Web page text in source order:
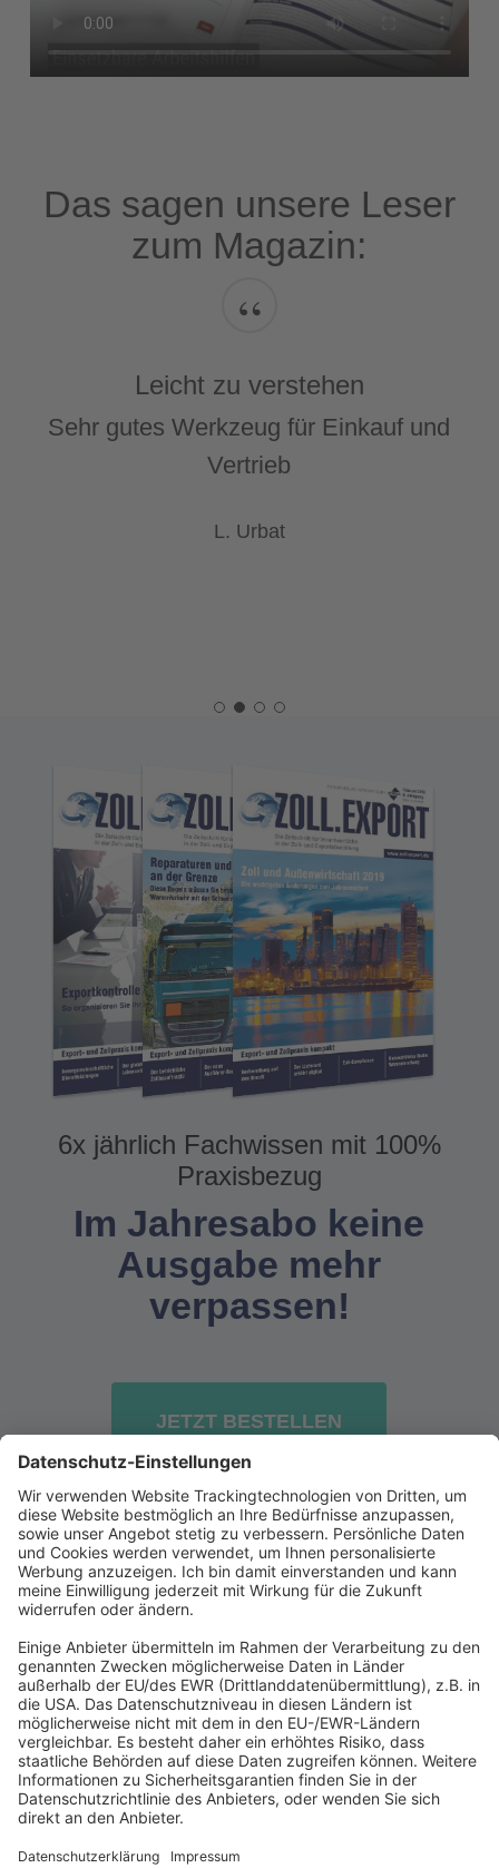
Das sagen unsere Leser
zum Magazin:
“
Leicht zu verstehen
Sehr gutes Werkzeug für Einkauf und
Vertrieb
L. Urbat
6x jährlich Fachwissen mit 100%
Praxisbezug
Im Jahresabo keine
Ausgabe mehr
verpassen!
JETZT BESTELLEN
Werben bei uns